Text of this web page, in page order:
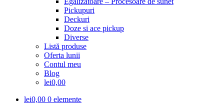
meniul
copil
Pickupuri
Deckuri
Doze si ace pickup
Diverse
Listă produse
Oferta lunii
Contul meu
Blog
lei0,00
lei0,00 0 elemente